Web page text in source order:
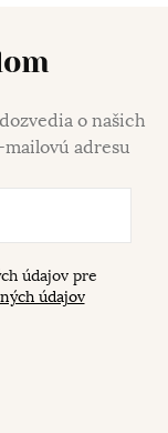
o našich
adresu
údajov pre
údajov